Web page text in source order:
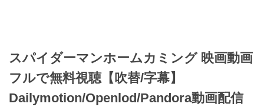
スパイダーマンホームカミング 映画動画
フルで無料視聴【吹替/字幕】
Dailymotion/Openlod/Pandora動画配信